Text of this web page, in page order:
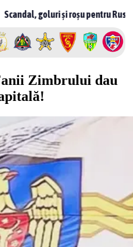
roșu pentru Rusnac! CSF Bălți –
Zimbrului dau